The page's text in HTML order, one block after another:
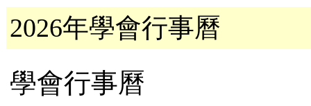
2026年學會行事曆
學會行事曆